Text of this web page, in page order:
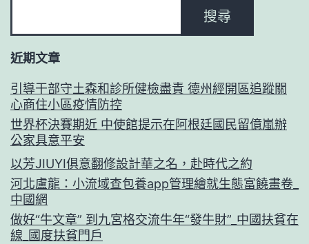
搜尋
近期文章
引導干部守土森和診所健檢盡責 德州經開區追蹤關
心商住小區疫情防控
世界杯決賽期近 中使館提示在阿根廷國民留億嵐辦
公家具意平安
以芳JIUYI俱意翻修設計華之名，赴時代之約
河北盧龍：小流域查包養app管理繪就生態富饒畫卷_
中國網
做好“牛文章” 到九宮格交流牛年“發牛財”_中國扶貧在
線_國度扶貧門戶